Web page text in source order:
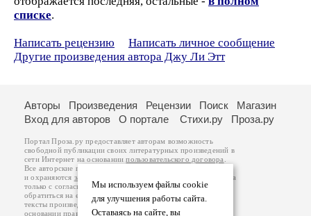
списке.
Написать рецензию
Написать личное сообщение
Другие произведения автора Джу Ли Этт
Мы используем файлы cookie
для улучшения работы сайта.
Оставаясь на сайте, вы
Авторы Произведения Рецензии Поиск
Магазин
Вход для авторов
О портале Стихи.ру Проза.ру
Портал Проза.ру предоставляет авторам возможность
свободной публикации своих литературных произведений в
сети Интернет на основаниипользовательского договора
Все авторские права на произведения принадлежат авторам
и охраняются законом
. Перепечатка произведений возможна
только с согласия его автора, к которому вы можете
обратиться на его авторской странице. Ответственность за
тексты произведений авторы несут самостоятельно на
основанииправил публикацииизаконодательства